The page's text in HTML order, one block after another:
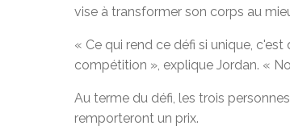
vise à transformer son corps au
« Ce qui rend ce défi si unique,
compétition », explique Jordan. «
Au terme du défi, les trois
remporteront un prix.